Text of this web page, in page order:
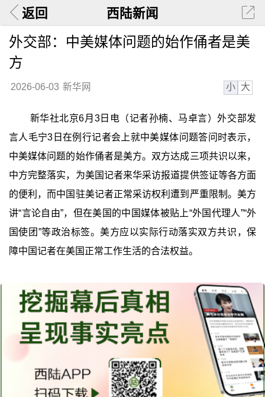
返回 西陆新闻
外交部：中美媒体问题的始作俑者是美
方
2026-06-03 新华网 小 大
新华社北京6月3日电（记者孙楠、马卓言）外交部发
言人毛宁3日在例行记者会上就中美媒体问题答问时表示，
中美媒体问题的始作俑者是美方。双方达成三项共识以来，
中方完整落实，为美国记者来华采访报道提供签证等各方面
的便利，而中国驻美记者正常采访权利遭到严重限制。美方
讲“言论自由”，但在美国的中国媒体被贴上“外国代理人”“外
国使团”等政治标签。美方应以实际行动落实双方共识，保
障中国记者在美国正常工作生活的合法权益。